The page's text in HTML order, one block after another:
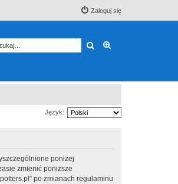
Zaloguj się
Szukaj
Język:
poniżej
zmienić poniższe
po zmianach regulaminu